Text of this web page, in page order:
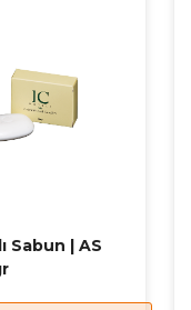
Sabun | AS